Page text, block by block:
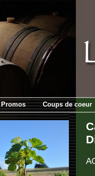
Promos Coups de coeur